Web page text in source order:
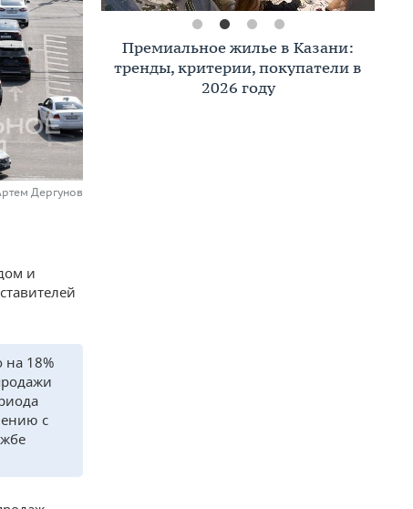
Дергунов
и
на 18%
с
Премиальное жилье в Казани:
тренды, критерии, покупатели в
2026 году